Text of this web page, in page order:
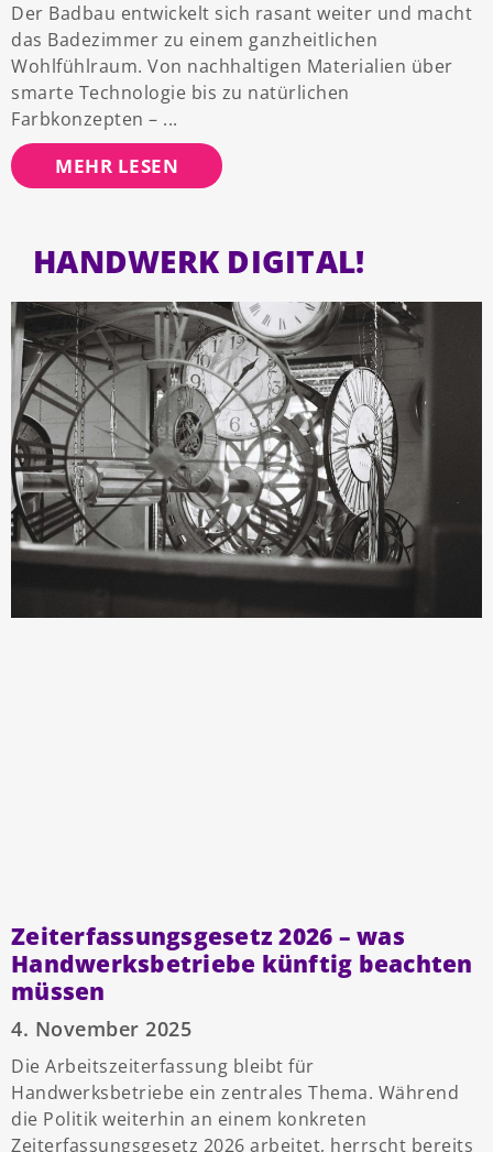
Der Badbau entwickelt sich rasant weiter und macht
das Badezimmer zu einem ganzheitlichen
Wohlfühlraum. Von nachhaltigen Materialien über
smarte Technologie bis zu natürlichen
Farbkonzepten –
MEHR LESEN
HANDWERK DIGITAL!
Zeiterfassungsgesetz 2026 – was
Handwerksbetriebe künftig beachten
müssen
4. November 2025
Die Arbeitszeiterfassung bleibt für
Handwerksbetriebe ein zentrales Thema. Während
die Politik weiterhin an einem konkreten
Zeiterfassungsgesetz 2026 arbeitet, herrscht bereits